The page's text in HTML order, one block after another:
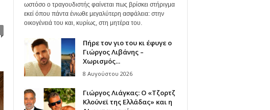
ωστόσο ο τραγουδιστής φαίνεται πως βρίσκει στήριγμα
εκεί όπου πάντα ένιωθε μεγαλύτερη ασφάλεια: στην
οικογένειά του και, κυρίως, στη μητέρα του.
Πήρε τον γιο του κι έφυγε ο
Γιώργος Λιβάνης –
Χωρισμός...
8 Αυγούστου 2026
Γιώργος Λιάγκας: Ο «Τζορτζ
Κλούνεϊ της Ελλάδας» και η